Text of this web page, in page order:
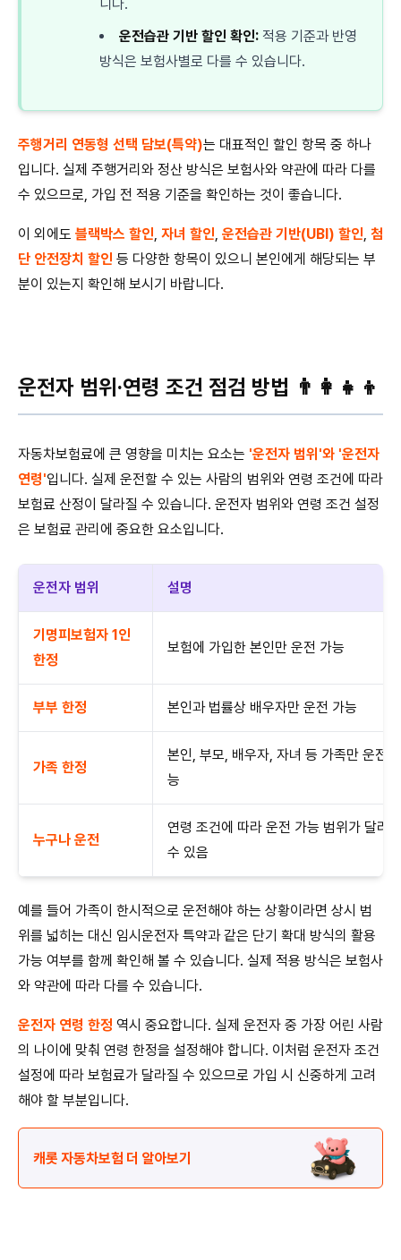
니다.
운전습관 기반 할인 확인: 적용 기준과 반영
방식은 보험사별로 다를 수 있습니다.
주행거리 연동형 선택 담보(특약)는 대표적인 할인 항목 중 하나
입니다. 실제 주행거리와 정산 방식은 보험사와 약관에 따라 다를
수 있으므로, 가입 전 적용 기준을 확인하는 것이 좋습니다.
이 외에도 블랙박스 할인, 자녀 할인, 운전습관 기반(UBI) 할인, 첨
단 안전장치 할인 등 다양한 항목이 있으니 본인에게 해당되는 부
분이 있는지 확인해 보시기 바랍니다.
운전자 범위·연령 조건 점검 방법 👨‍👩‍👧‍👦
자동차보험료에 큰 영향을 미치는 요소는 '운전자 범위'와 '운전자
연령'입니다. 실제 운전할 수 있는 사람의 범위와 연령 조건에 따라
보험료 산정이 달라질 수 있습니다. 운전자 범위와 연령 조건 설정
은 보험료 관리에 중요한 요소입니다.
운전자 범위 설명
기명피보험자 1인
한정
보험에 가입한 본인만 운전 가능
부부 한정 본인과 법률상 배우자만 운전 가능
가족 한정
본인, 부모, 배우자, 자녀 등 가족만 운전
능
누구나 운전
연령 조건에 따라 운전 가능 범위가 달라질
수 있음
예를 들어 가족이 한시적으로 운전해야 하는 상황이라면 상시 범
위를 넓히는 대신 임시운전자 특약과 같은 단기 확대 방식의 활용
가능 여부를 함께 확인해 볼 수 있습니다. 실제 적용 방식은 보험사
와 약관에 따라 다를 수 있습니다.
운전자 연령 한정 역시 중요합니다. 실제 운전자 중 가장 어린 사람
의 나이에 맞춰 연령 한정을 설정해야 합니다. 이처럼 운전자 조건
설정에 따라 보험료가 달라질 수 있으므로 가입 시 신중하게 고려
해야 할 부분입니다.
캐롯 자동차보험 더 알아보기